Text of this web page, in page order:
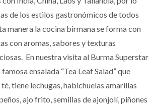
de los estilos gastronómicos de todos
manera la cocina birmana se forma con
con aromas, sabores y texturas
En nuestra visita al Burma Superstar
ensalada “Tea Leaf Salad” que
tiene lechugas, habichuelas amarillas
ajo frito, semillas de ajonjolí, piñones